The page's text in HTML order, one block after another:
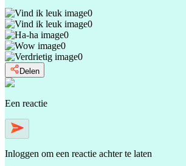
0
0
0
0
0
Delen
Een reactie
Inloggen om een reactie achter te laten